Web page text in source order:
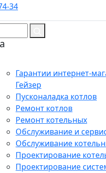
34
Гарантии интернет-
Гейзер
Пусконаладка котлов
Ремонт котлов
Ремонт котельных
Обслуживание и
Обслуживание
Проектирование
Проектирование